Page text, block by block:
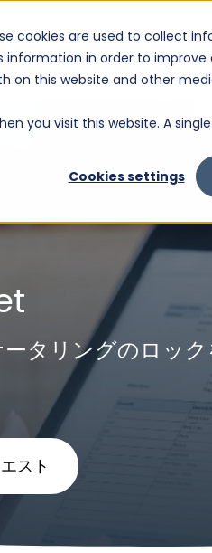
cookies are used to collect
in order to
on this website and other
you visit this website. A
Cookies settings
ソリューション 製品
これは、自動候補機能付きの
タリングのロッ
スト